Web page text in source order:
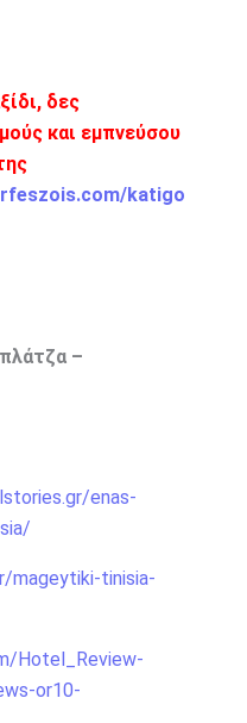
δες
και εμπνεύσου
katigo
–
enas-
mageytiki-tinisia-
Hotel_Review-
or10-